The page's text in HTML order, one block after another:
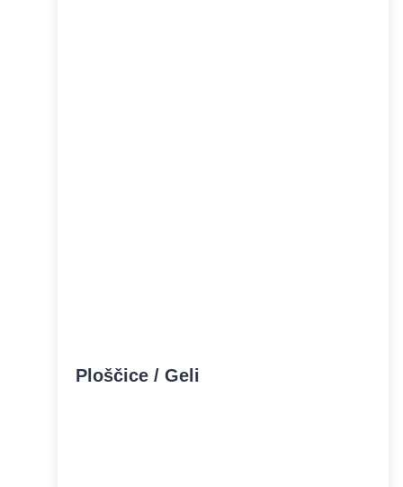
Ploščice / Geli